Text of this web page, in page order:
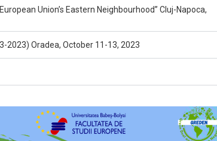
Union’s Eastern Neighbourhood” Cluj-Napoca,
2023) Oradea, October 11-13, 2023